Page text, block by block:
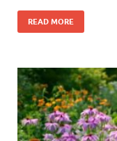
READ MORE